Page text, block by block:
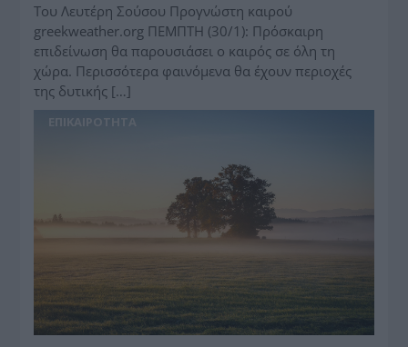
Toυ Λευτέρη Σούσου Προγνώστη καιρού
greekweather.org ΠΕΜΠΤΗ (30/1): Πρόσκαιρη
επιδείνωση θα παρουσιάσει ο καιρός σε όλη τη
χώρα. Περισσότερα φαινόμενα θα έχουν περιοχές
της δυτικής […]
ΕΠΙΚΑΙΡΟΤΗΤΑ